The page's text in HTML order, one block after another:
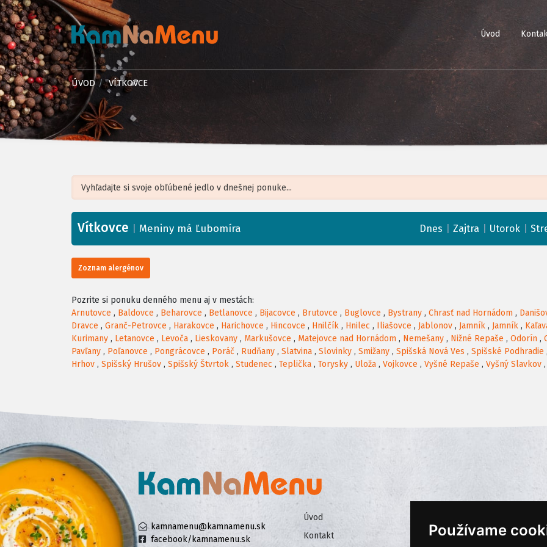
Používame
Úvod
ÚVOD VÍTKOVCE
+
−
Vítkovce Meniny má Ľubomíra Dnes Zajtra Utorok
Zoznam alergénov
Pozrite si ponuku denného menu aj v mestách:
Arnutovce , Baldovce , Beharovce , Betlanovce , Bijacovce , Brutovce , Buglovce , Bystrany , Chrasť nad Hornádom ,
Dravce , Granč-Petrovce , Harakovce , Harichovce , Hincovce , Hnilčík , Hnilec , Iliašovce , Jablonov , Jamník , Jamník ,
Kurimany , Letanovce , Levoča , Lieskovany , Markušovce , Matejovce nad Hornádom , Nemešany , Nižné Repaše , Odorín ,
Pavľany , Poľanovce , Pongrácovce , Poráč , Rudňany , Slatvina , Slovinky , Smižany , Spišská Nová Ves , Spišské Podhradie ,
Hrhov , Spišský Hrušov , Spišský Štvrtok , Studenec , Teplička , Torysky , Uloža , Vojkovce , Vyšné Repaše , Vyšný Slavkov ,
kamnamenu@kamnamenu.sk
facebook/kamnamenu.sk
Úvod
Kontakt
Ochrana osobných údajov